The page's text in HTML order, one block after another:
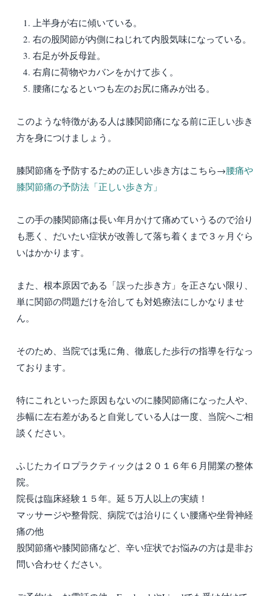
上半身が右に傾いている。
右の股関節が内側にねじれて内股気味になっている。
右足が外反母趾。
右肩に荷物やカバンをかけて歩く。
腰痛になるといつも左のお尻に痛みが出る。
このような特徴がある人は膝関節痛になる前に正しい歩き
方を身につけましょう。
膝関節痛を予防するための正しい歩き方はこちら→腰痛や
膝関節痛の予防法「正しい歩き方」
この手の膝関節痛は長い年月かけて痛めていうるので治り
も悪く、だいたい症状が改善して落ち着くまで３ヶ月ぐら
いはかかります。
また、根本原因である「誤った歩き方」を正さない限り、
単に関節の問題だけを治しても対処療法にしかなりませ
ん。
そのため、当院では兎に角、徹底した歩行の指導を行なっ
ております。
特にこれといった原因もないのに膝関節痛になった人や、
歩幅に左右差があると自覚している人は一度、当院へご相
談ください。
ふじたカイロプラクティックは２０１６年６月開業の整体
院。
院長は臨床経験１５年。延５万人以上の実績！
マッサージや整骨院、病院では治りにくい腰痛や坐骨神経
痛の他
股関節痛や膝関節痛など、辛い症状でお悩みの方は是非お
問い合わせください。